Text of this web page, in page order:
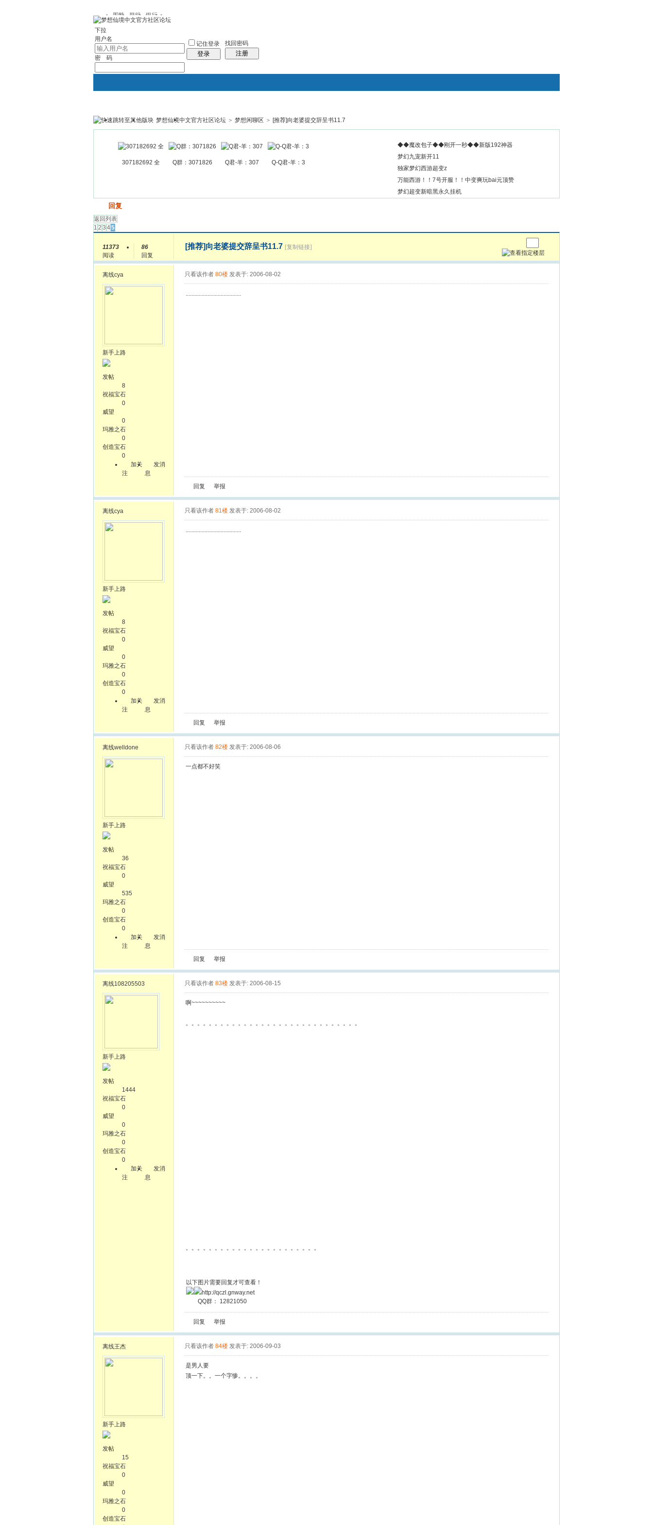
图酷 群组 银行
下拉
用户名
密 码
记住登录
登录
找回密码
注册
银行 群组聚合 我的空间
帖子
搜索
梦想仙境中文官方社区论坛 > 梦想闲聊区 > [推荐]向老婆提交辞呈书11.7
307182692 全 Q群：3071826 Q君-羊：307 Q-Q君-羊：3
◆◆魔改包子◆◆刚开一秒◆◆新版192神器
梦幻九宠新开11
独家梦幻西游超变z
万能西游！！7号开服！！中变爽玩bai元顶赞
梦幻超变新暗黑永久挂机
回复
返回列表
1 2 3 45
11373
阅读
86
回复
[推荐]向老婆提交辞呈书11.7 [复制链接]
离线cya
新手上路
发帖
8
祝福宝石
0
威望
0
玛雅之石
0
创造宝石
0
加关
注
发消
息
只看该作者 80楼 发表于: 2006-08-02
......................................
回复 举报
离线cya
新手上路
发帖
8
祝福宝石
0
威望
0
玛雅之石
0
创造宝石
0
加关
注
发消
息
只看该作者 81楼 发表于: 2006-08-02
......................................
回复 举报
离线welldone
新手上路
发帖
36
祝福宝石
0
威望
535
玛雅之石
0
创造宝石
0
加关
注
发消
息
只看该作者 82楼 发表于: 2006-08-06
一点都不好笑
回复 举报
离线108205503
新手上路
发帖
1444
祝福宝石
0
威望
0
玛雅之石
0
创造宝石
0
加关
注
发消
息
只看该作者 83楼 发表于: 2006-08-15
啊~~~~~~~~~~
。。。。。。。。。。。。。。。。。。。。。。。。。。。。。。
。。。。。。。。。。。。。。。。。。。。。。。
以下图片需要回复才可查看！
http://qczl.gnway.net
QQ群： 12821050
回复 举报
离线王杰
新手上路
发帖
15
祝福宝石
0
威望
0
玛雅之石
0
创造宝石
只看该作者 84楼 发表于: 2006-09-03
是男人要
顶一下。。一个字惨。。。。